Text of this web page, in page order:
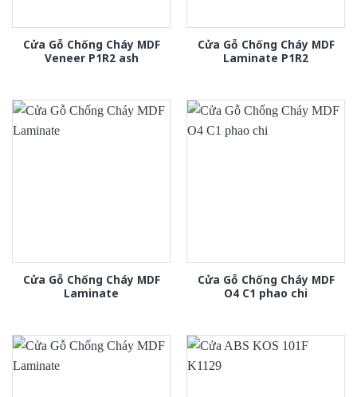
Cửa Gỗ Chống Cháy MDF
Veneer P1R2 ash
Cửa Gỗ Chống Cháy MDF
Laminate P1R2
Cửa Gỗ Chống Cháy MDF
Laminate
Cửa Gỗ Chống Cháy MDF
O4 C1 phao chi